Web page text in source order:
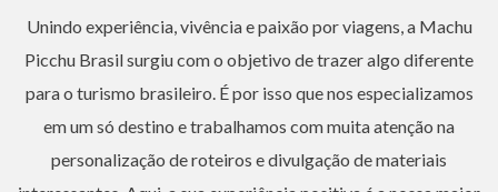
Unindo experiência, vivência e paixão por viagens, a Machu
Picchu Brasil surgiu com o objetivo de trazer algo diferente
para o turismo brasileiro. É por isso que nos especializamos
em um só destino e trabalhamos com muita atenção na
personalização de roteiros e divulgação de materiais